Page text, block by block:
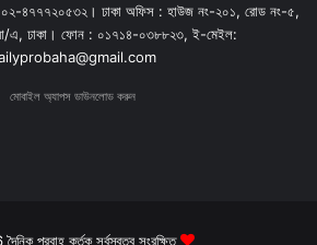
: ০২-৪৭৭৭২০৫৩২। ঢাকা অফিস : হাউজ নং-২০১, রোড নং-৫,
এ, ঢাকা। ফোন : ০১৭১৪-০৩৮৮২৩, ই-মেইল:
মোবাইল অ্যাপস ডাউনলোড করুন
প্রবাহ কর্তৃক সর্বস্বত্ব সংরক্ষিত